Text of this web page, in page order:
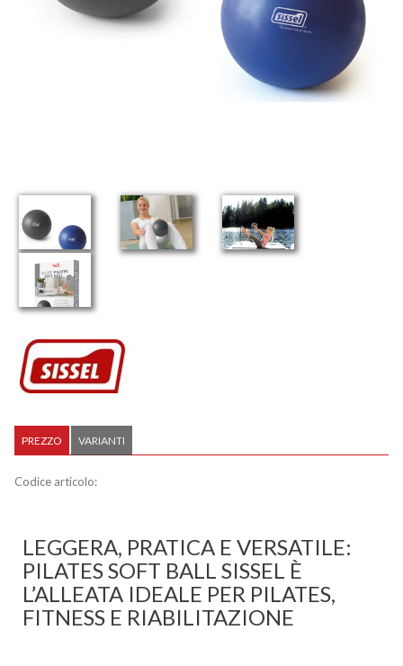
PREZZO VARIANTI
Codice articolo:
LEGGERA, PRATICA E VERSATILE:
PILATES SOFT BALL SISSEL È
L’ALLEATA IDEALE PER PILATES,
FITNESS E RIABILITAZIONE